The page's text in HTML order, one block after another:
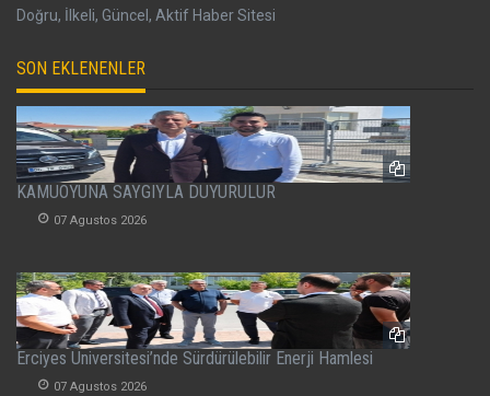
Doğru, İlkeli, Güncel, Aktif Haber Sitesi
SON EKLENENLER
KAMUOYUNA SAYGIYLA DUYURULUR
07 Agustos 2026
Erciyes Üniversitesi’nde Sürdürülebilir Enerji Hamlesi
07 Agustos 2026